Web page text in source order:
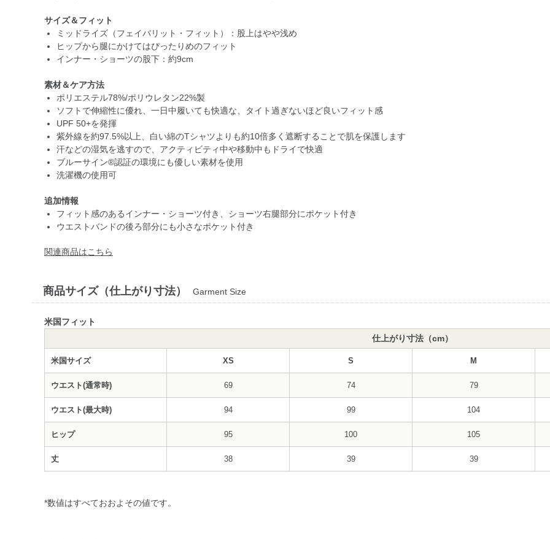
サイズ＆フィット
ミッドライズ（フェイバリット・フィット）：股上はやや浅め
ヒップから腿にかけてはぴったりめのフィット
インナー・ショーツの股下：約9cm
素材＆ケア方法
ポリエステル78%/ポリウレタン22%製
ソフトで伸縮性に優れ、一日中履いても快適な、タイト過ぎないほど良いフィット感
UPF 50+を発揮
紫外線を約97.5%以上、白い綿のTシャツよりも約10倍多く遮断することで肌を保護します
汗などの湿気を逃すので、アクティビティ中や移動中もドライで快適
ブルーサイン®認証の環境にも優しい素材を使用
洗濯機の使用可
追加情報
フィット感のあるインナー・ショーツ付き、ショーツ右腿部分にポケット付き
ウエストバンドの後ろ部分にも小さなポケット付き
関連商品はこちら
商品サイズ（仕上がり寸法） Garment Size
米国フィット
仕上がり寸法（cm）
米国サイズ XS S M
ウエスト(通常時) 69 74 79
ウエスト(最大時) 94 99 104
ヒップ 95 100 105
丈 38 39 39
*数値はすべておおよその値です。